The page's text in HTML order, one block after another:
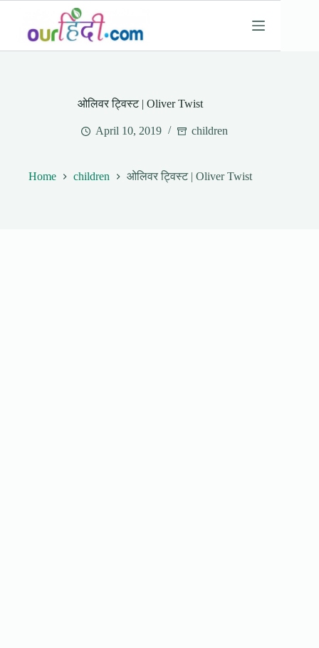
content
ओलिवर ट्विस्ट | Oliver Twist
April 10, 2019 children
Home children ओलिवर ट्विस्ट | Oliver Twist